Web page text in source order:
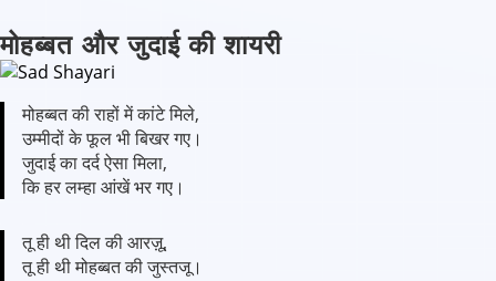
मोहब्बत और जुदाई की शायरी
मोहब्बत की राहों में कांटे मिले,
उम्मीदों के फूल भी बिखर गए।
जुदाई का दर्द ऐसा मिला,
कि हर लम्हा आंखें भर गए।
तू ही थी दिल की आरज़ू,
तू ही थी मोहब्बत की जुस्तजू।